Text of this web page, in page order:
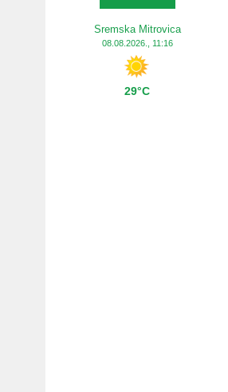
Sremska Mitrovica
08.08.2026., 11:16
29°C